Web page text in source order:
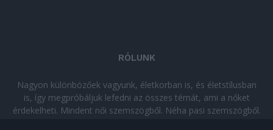
RÓLUNK
Nagyon különbözőek vagyunk, életkorban is, és életstílusban
is, így megpróbáljuk lefedni az összes témát, ami a nőket
érdekelheti. Mindent női szemszögből. Néha pasi szemszögből.